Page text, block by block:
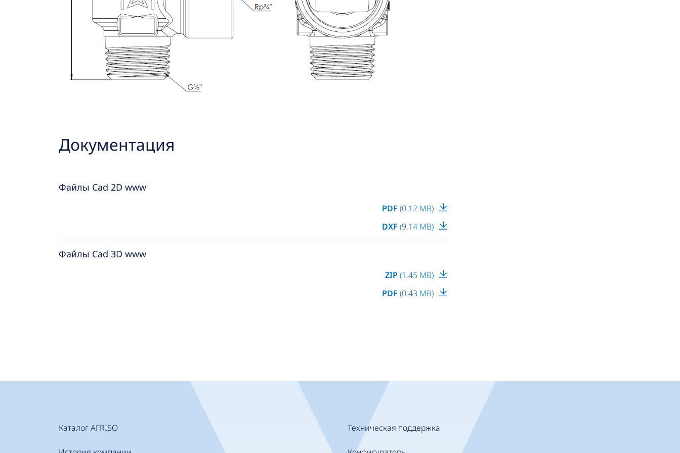
Документация
Файлы Cad 2D www
PDF (0.12 MB)
DXF (9.14 MB)
Файлы Cad 3D www
ZIP (1.45 MB)
PDF (0.43 MB)
Каталог AFRISO Техническая поддержка